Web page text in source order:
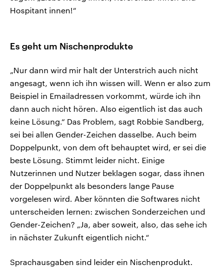
Hospitant innen!“
Es geht um Nischenprodukte
„Nur dann wird mir halt der Unterstrich auch nicht
angesagt, wenn ich ihn wissen will. Wenn er also zum
Beispiel in Emailadressen vorkommt, würde ich ihn
dann auch nicht hören. Also eigentlich ist das auch
keine Lösung.“ Das Problem, sagt Robbie Sandberg,
sei bei allen Gender-Zeichen dasselbe. Auch beim
Doppelpunkt, von dem oft behauptet wird, er sei die
beste Lösung. Stimmt leider nicht. Einige
Nutzerinnen und Nutzer beklagen sogar, dass ihnen
der Doppelpunkt als besonders lange Pause
vorgelesen wird. Aber könnten die Softwares nicht
unterscheiden lernen: zwischen Sonderzeichen und
Gender-Zeichen? „Ja, aber soweit, also, das sehe ich
in nächster Zukunft eigentlich nicht.“
Sprachausgaben sind leider ein Nischenprodukt.